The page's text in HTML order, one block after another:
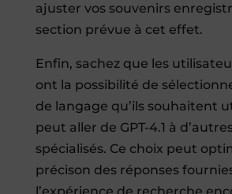
ajuster vos souvenirs
section prévue à cet effet.
Enfin, sachez que les
ont la possibilité de
de langage qu’ils souhaitent
peut aller de GPT-4.1 à
spécialisés. Ce choix peut
précison des réponses